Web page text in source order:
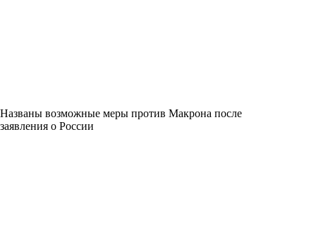
Названы возможные меры против Макрона после
заявления о России